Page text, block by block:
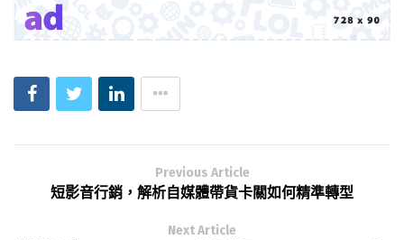
Previous Article
短影音行銷，解析自媒體帶貨卡關如何精準轉型
Next Article